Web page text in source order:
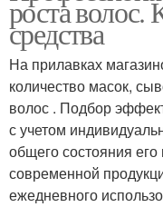
роста волос.
средства
На прилавках
количество масок,
волос . Подбор
с учетом
общего состояния
современной
ежедневного